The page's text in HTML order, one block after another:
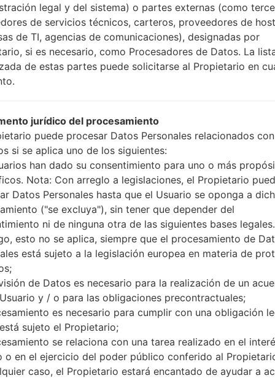
Julio, 2015
10.1 milímetros (0.40
139.8 x 69.9 milímetros (5.50
136 gramos (4.8 onzas)
Google Android 5.0.1 (Lollipop)
Hardware
8GB
microSD, hasta 32 GB (ranura
Red y Datos
1 Micro SIM
GSM 850/900/1800/1900 MHz
UMTS 850/900/2100 MHz
LTE 700/900/1800/2600
-
GPRS/EDGE/UMTS/HSUPA/
Pantalla
5.0 pulgadas (~70.5%
IPS LCD
720 x 1280 píxeles (~294
16M colores
Batería y Teclado
-
Interfaces
3.5mm jack
legal y del sistema) o partes externas (como
de servicios técnicos, carteros, proveedores de
de TI, agencias de comunicaciones), designadas por
si es necesario, como Procesadores de Datos. La
de estas partes puede solicitarse al Propietario en
jurídico del procesamiento
puede procesar Datos Personales relacionados
si se aplica uno de los siguientes:
han dado su consentimiento para uno o más
Nota: Con arreglo a legislaciones, el Propietario
Datos Personales hasta que el Usuario se oponga a
("se excluya"), sin tener que depender del
ni de ninguna otra de las siguientes bases
esto no se aplica, siempre que el procesamiento de
está sujeto a la legislación europea en materia de
de Datos es necesario para la realización de un
y / o para las obligaciones precontractuales;
es necesario para cumplir con una obligación
sujeto el Propietario;
se relaciona con una tarea realizado en el
o en el ejercicio del poder público conferido al
caso, el Propietario estará encantado de ayudar a